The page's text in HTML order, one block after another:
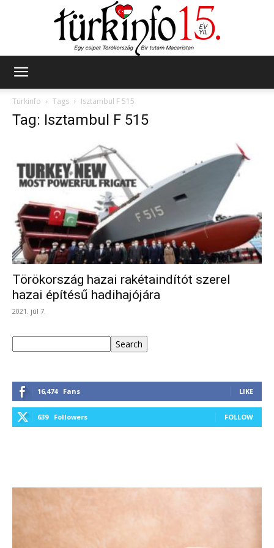
Türkinfo
Tags Isztambul F 515
Tag: Isztambul F 515
Törökország hazai rakétaindítót szerel
hazai építésű hadihajójára
2021. júl 7.
Search
16,474 Fans LIKE
639 Followers FOLLOW